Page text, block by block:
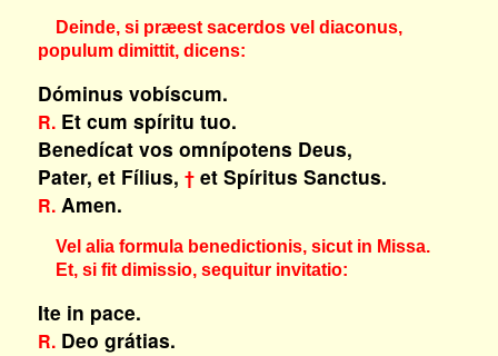
Deinde, si præest sacerdos vel diaconus,
populum dimittit, dicens:
Dóminus vobíscum.
R.Et cum spíritu tuo.
Benedícat vos omnípotens Deus,
Pater, et Fílius, †et Spíritus Sanctus.
R.Amen.
Vel alia formula benedictionis, sicut in Missa.
Et, si fit dimissio, sequitur invitatio:
Ite in pace.
R.Deo grátias.